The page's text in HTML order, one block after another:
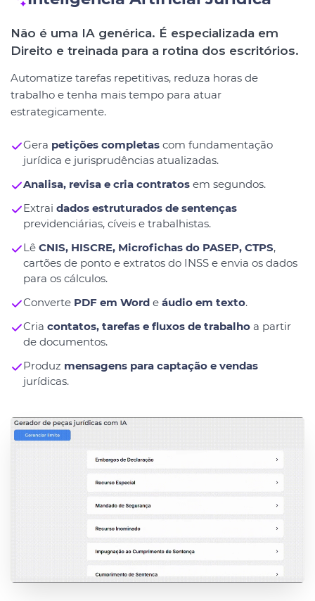
Não é uma IA genérica. É especializada em
Direito e treinada para a rotina dos escritórios.
Automatize tarefas repetitivas, reduza horas de
trabalho e tenha mais tempo para atuar
estrategicamente.
Gera petições completascom fundamentação
jurídica e jurisprudências atualizadas.
Analisa, revisa e cria contratosem segundos.
Extrai dados estruturados de sentenças
previdenciárias, cíveis e trabalhistas.
Lê CNIS, HISCRE, Microfichas do PASEP, CTPS,
cartões de ponto e extratos do INSS e envia os dados
para os cálculos.
Converte PDF em Worde áudio em texto.
Cria contatos, tarefas e fluxos de trabalhoa partir
de documentos.
Produz mensagens para captação e vendas
jurídicas.